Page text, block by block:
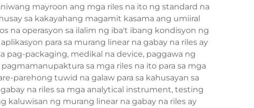
mayroon ang mga riles na ito ng standard na
sa kakayahang magamit kasama ang umiiral
na operasyon sa ilalim ng iba't ibang kondisyon ng
para sa murang linear na gabay na riles ay
pag-packaging, medikal na device, paggawa ng
sa mga riles na ito para sa mga
parehong tuwid na galaw para sa kahusayan sa
na riles sa mga analytical instrument, testing
kaluwisan ng murang linear na gabay na riles ay